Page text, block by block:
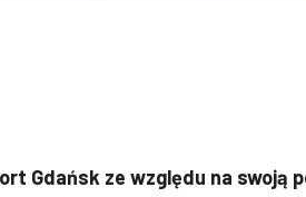
Gdańsk ze względu na swoją